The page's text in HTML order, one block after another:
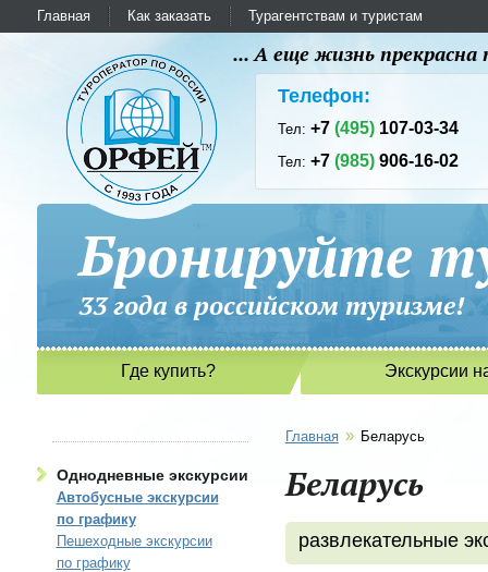
Главная Как заказать Турагентствам и туристам
... А еще жизнь
Телефон:
Тел:+7(495) 107-03-34
Тел:+7(985) 906-16-02
Бронируйте
33 года в российском
Где купить? Экскурсии
Однодневные экскурсии
Автобусные экскурсии
по графику
Пешеходные экскурсии
по графику
Главная » Беларусь
Беларусь
развлекательные